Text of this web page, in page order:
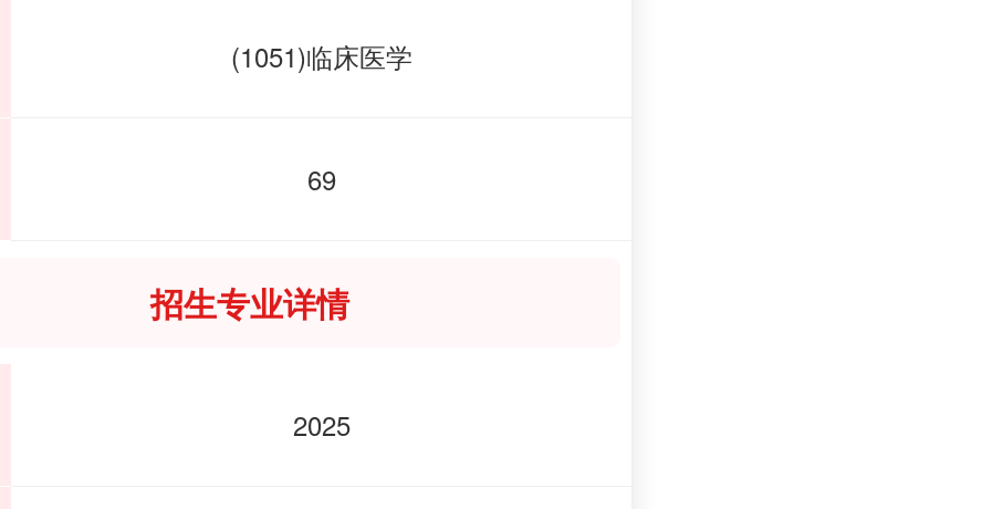
(1051)临床医学
69
招生专业详情
2025